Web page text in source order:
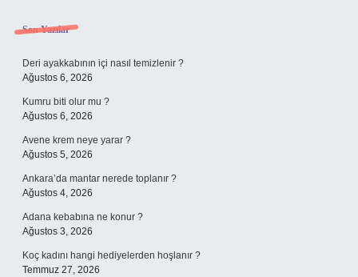
Sidebar
Son Yazılar
Deri ayakkabının içi nasıl temizlenir ?
Ağustos 6, 2026
Kumru biti olur mu ?
Ağustos 6, 2026
Avene krem neye yarar ?
Ağustos 5, 2026
Ankara’da mantar nerede toplanır ?
Ağustos 4, 2026
Adana kebabına ne konur ?
Ağustos 3, 2026
Koç kadını hangi hediyelerden hoşlanır ?
Temmuz 27, 2026